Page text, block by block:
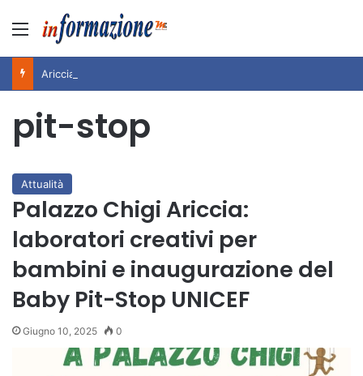
Menu
pit-stop
Attualità
Palazzo Chigi Ariccia:
laboratori creativi per
bambini e inaugurazione del
Baby Pit-Stop UNICEF
Giugno 10, 2025 0